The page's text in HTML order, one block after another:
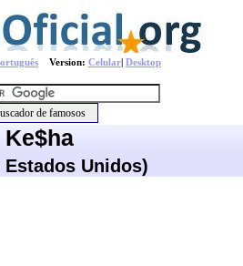
Version: Celular| Desktop
Ke$ha
Unidos)